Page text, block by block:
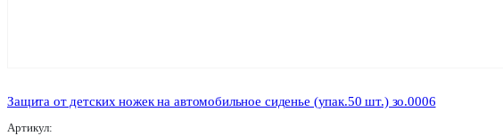
Защита от детских ножек на автомобильное сиденье (упак.50 шт.) зо.0006
Артикул: